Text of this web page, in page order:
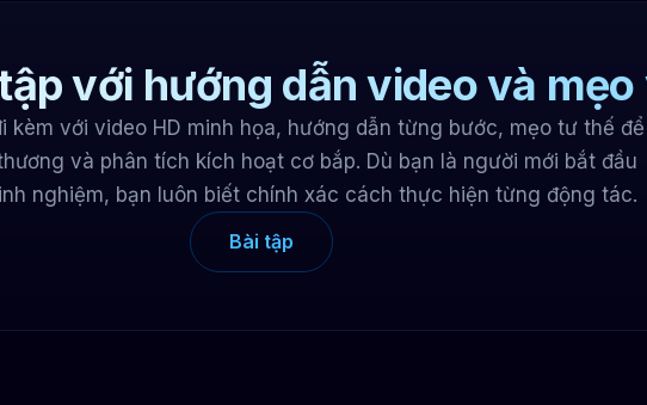
với hướng dẫn video và
kèm với video HD minh họa, hướng dẫn từng bước, mẹo tư thế để
và phân tích kích hoạt cơ bắp. Dù bạn là người mới bắt đầu
nghiệm, bạn luôn biết chính xác cách thực hiện từng động tác.
Bài tập